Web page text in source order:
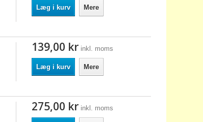
Læg i kurv Mere
139,00 kr inkl. moms
Læg i kurv Mere
275,00 kr inkl. moms